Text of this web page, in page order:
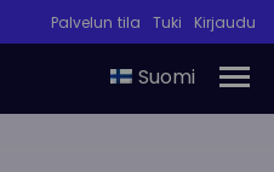
Palvelun tila Tuki Kirjaudu
Suomi